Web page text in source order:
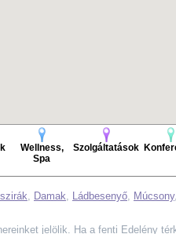
Wellness,
Spa
Szolgáltatások
, Damak, Ládbesenyő, Múcsony,
jelölik. Ha a fenti Edelény